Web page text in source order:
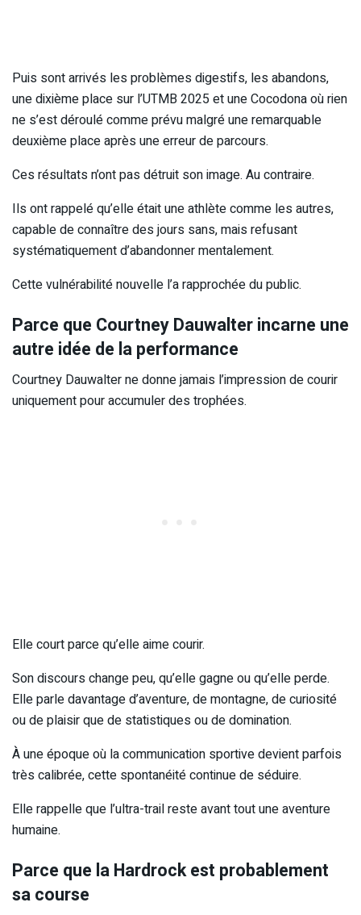
Puis sont arrivés les problèmes digestifs, les abandons,
une dixième place sur l’UTMB 2025 et une Cocodona où rien
ne s’est déroulé comme prévu malgré une remarquable
deuxième place après une erreur de parcours.
Ces résultats n’ont pas détruit son image. Au contraire.
Ils ont rappelé qu’elle était une athlète comme les autres,
capable de connaître des jours sans, mais refusant
systématiquement d’abandonner mentalement.
Cette vulnérabilité nouvelle l’a rapprochée du public.
Parce que Courtney Dauwalter incarne une
autre idée de la performance
Courtney Dauwalter ne donne jamais l’impression de courir
uniquement pour accumuler des trophées.
Elle court parce qu’elle aime courir.
Son discours change peu, qu’elle gagne ou qu’elle perde.
Elle parle davantage d’aventure, de montagne, de curiosité
ou de plaisir que de statistiques ou de domination.
À une époque où la communication sportive devient parfois
très calibrée, cette spontanéité continue de séduire.
Elle rappelle que l’ultra-trail reste avant tout une aventure
humaine.
Parce que la Hardrock est probablement
sa course